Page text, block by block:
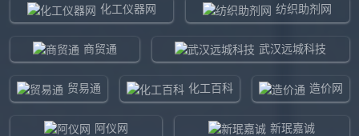
化工仪器网 纺织助剂网
商贸通 武汉远城科技
贸易通 化工百科 造价网
阿仪网 新珉嘉诚